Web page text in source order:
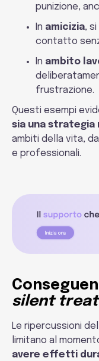
punizione,
In amicizia,
contatto
In ambito
frustrazione.
Questi esempi
sia una strategia
ambiti della vita,
e professionali.
silent
Le ripercussioni
limitano al
avere effetti